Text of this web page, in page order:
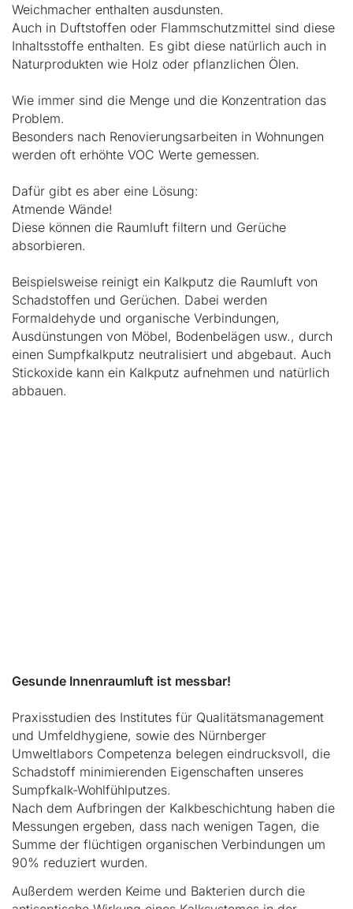
Weichmacher enthalten ausdunsten.
Auch in Duftstoffen oder Flammschutzmittel sind diese
Inhaltsstoffe enthalten. Es gibt diese natürlich auch in
Naturprodukten wie Holz oder pflanzlichen Ölen.
Wie immer sind die Menge und die Konzentration das
Problem.
Besonders nach Renovierungsarbeiten in Wohnungen
werden oft erhöhte VOC Werte gemessen.
Dafür gibt es aber eine Lösung:
Atmende Wände!
Diese können die Raumluft filtern und Gerüche
absorbieren.
Beispielsweise reinigt ein Kalkputz die Raumluft von
Schadstoffen und Gerüchen. Dabei werden
Formaldehyde und organische Verbindungen,
Ausdünstungen von Möbel, Bodenbelägen usw., durch
einen Sumpfkalkputz neutralisiert und abgebaut. Auch
Stickoxide kann ein Kalkputz aufnehmen und natürlich
abbauen.
Gesunde Innenraumluft ist messbar!
Praxisstudien des Institutes für Qualitätsmanagement
und Umfeldhygiene, sowie des Nürnberger
Umweltlabors Competenza belegen eindrucksvoll, die
Schadstoff minimierenden Eigenschaften unseres
Sumpfkalk-Wohlfühlputzes.
Nach dem Aufbringen der Kalkbeschichtung haben die
Messungen ergeben, dass nach wenigen Tagen, die
Summe der flüchtigen organischen Verbindungen um
90% reduziert wurden.
Außerdem werden Keime und Bakterien durch die